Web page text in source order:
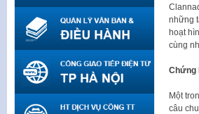
những
hoạt
cùng
Chứng
Một
câu